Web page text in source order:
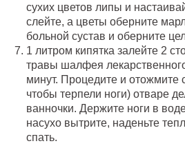
сухих цветов липы и
слейте, а цветы оберните
больной сустав и оберните
1 литром кипятка залейте 2
травы шалфея
минут. Процедите и отожмите
чтобы терпели ноги) отваре
ванночки. Держите ноги в
насухо вытрите, наденьте
спать.